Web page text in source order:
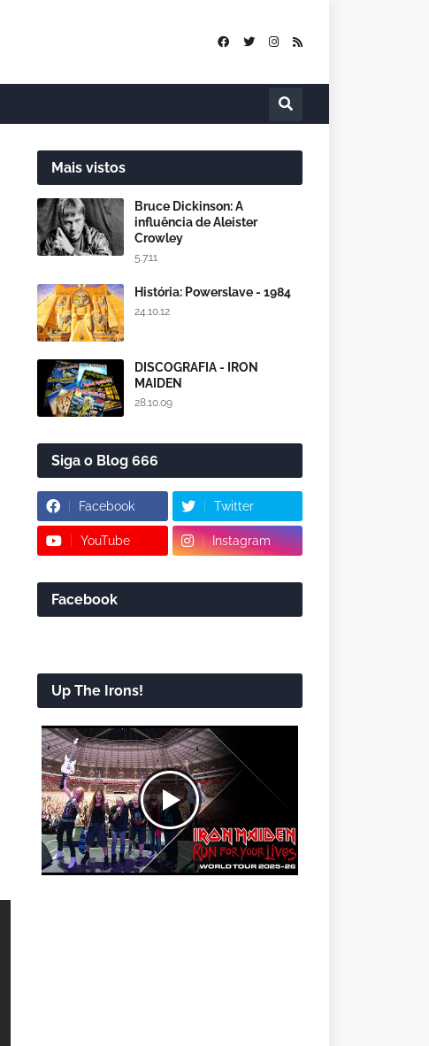
Mais vistos
Bruce Dickinson: A
influência de Aleister
Crowley
5.7.11
História: Powerslave - 1984
24.10.12
DISCOGRAFIA - IRON
MAIDEN
28.10.09
Siga o Blog 666
Facebook Twitter
YouTube Instagram
Facebook
Up The Irons!